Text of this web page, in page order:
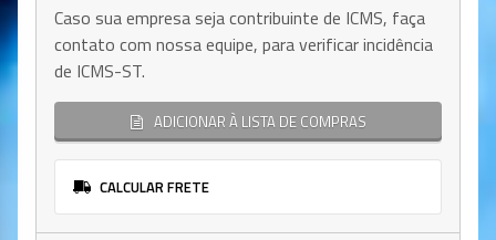
Caso sua empresa seja contribuinte de ICMS, faça
contato com nossa equipe, para verificar incidência
de ICMS-ST.
ADICIONAR À LISTA DE COMPRAS
CALCULAR FRETE